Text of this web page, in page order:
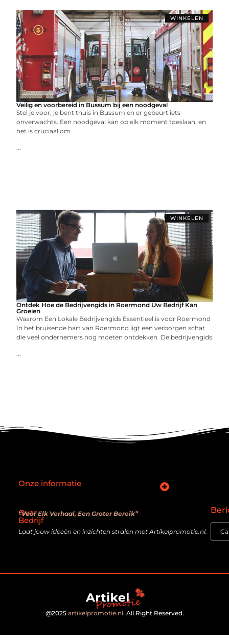
WINKELEN
Veilig en voorbereid in Bussum bij een noodgeval
Stel je voor, je bent thuis in Bussum en er gebeurt iets
onverwachts. Een noodgeval kan op elk moment toeslaan, en
het is cruciaal om
...
WINKELEN
Ontdek Hoe de Bedrijvengids in Roermond Uw Bedrijf Kan
Groeien
Waarom Een Lokale Bedrijvengids Essentieel is voor Roermond
In het bruisende hart van Roermond ligt een verborgen schat
die veel ondernemers nog moeten ontdekken. De bedrijvengids
...
Over
Bedrijf
“Voor Elk Verhaal, Een Groter Bereik”
Laat jouw ideeën en inzichten stralen met Artikelpromotie.nl.
Onze informatie
@2025 artikelpromotie.nl. All Right Reserved.